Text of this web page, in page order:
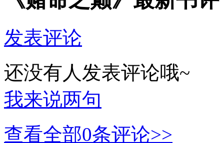
发表评论
还没有人发表评论哦~
我来说两句
查看全部0条评论>>